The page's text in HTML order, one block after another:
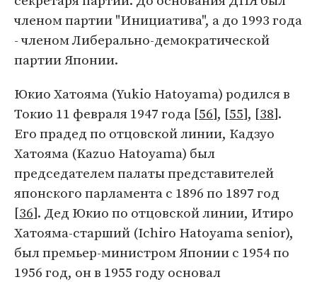
членом партии "Инициатива", а до 1993 года
- членом Либерально-демократической
партии Японии.
Юкио Хатояма (Yukio Hatoyama) родился в
Токио 11 февраля 1947 года [56], [55], [38].
Его прадед по отцовской линии, Кадзуо
Хатояма (Kazuo Hatoyama) был
председателем палаты представителей
японского парламента с 1896 по 1897 год
[36]. Дед Юкио по отцовской линии, Итиро
Хатояма-старший (Ichiro Hatoyama senior),
был премьер-министром Японии с 1954 по
1956 год, он в 1955 году основал